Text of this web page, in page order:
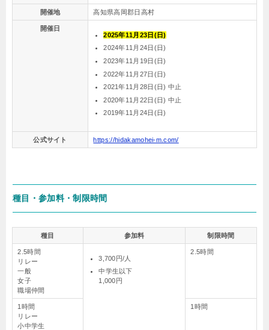
開催地 高知県高岡郡日高村
開催日
2025年11月23日(日)
2024年11月24日(日)
2023年11月19日(日)
2022年11月27日(日)
2021年11月28日(日) 中止
2020年11月22日(日) 中止
2019年11月24日(日)
公式サイト https://hidakamohei-m.com/
種目・参加料・制限時間
種目 参加料 制限時間
2.5時間
リレー
一般
女子
職場仲間
3,700円/人
中学生以下
1,000円
2.5時間
1時間
リレー
小中学生
1時間